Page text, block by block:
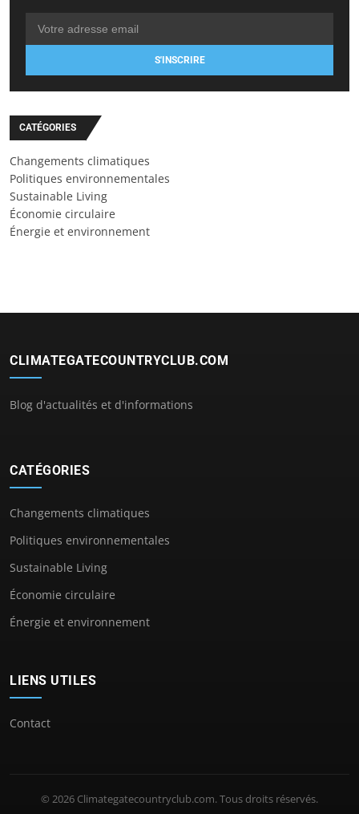
S'INSCRIRE
CATÉGORIES
Changements climatiques
Politiques environnementales
Sustainable Living
Économie circulaire
Énergie et environnement
CLIMATEGATECOUNTRYCLUB.COM
Blog d'actualités et d'informations
CATÉGORIES
Changements climatiques
Politiques environnementales
Sustainable Living
Économie circulaire
Énergie et environnement
LIENS UTILES
Contact
© 2026 Climategatecountryclub.com. Tous droits réservés.